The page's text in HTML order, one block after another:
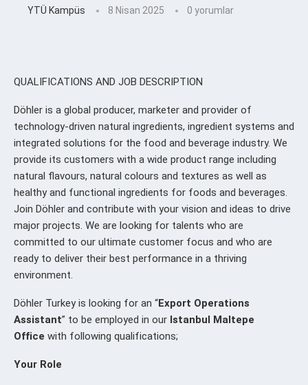
YTÜ Kampüs 8 Nisan 2025 0 yorumlar
QUALIFICATIONS AND JOB DESCRIPTION
Döhler is a global producer, marketer and provider of
technology-driven natural ingredients, ingredient systems and
integrated solutions for the food and beverage industry. We
provide its customers with a wide product range including
natural flavours, natural colours and textures as well as
healthy and functional ingredients for foods and beverages.
Join Döhler and contribute with your vision and ideas to drive
major projects. We are looking for talents who are
committed to our ultimate customer focus and who are
ready to deliver their best performance in a thriving
environment.
Döhler Turkey is looking for an “Export Operations
Assistant” to be employed in our Istanbul Maltepe
Office with following qualifications;
Your Role